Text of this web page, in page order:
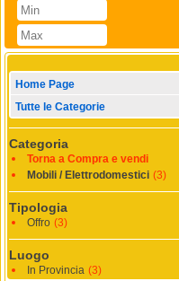
Home Page
Tutte le Categorie
Categoria
Torna a Compra e vendi
Mobili / Elettrodomestici (3)
Tipologia
Offro (3)
Luogo
In Provincia (3)